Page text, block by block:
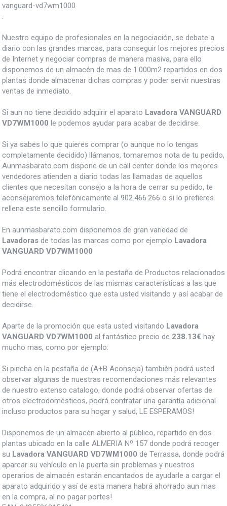
vanguard-vd7wm1000
Nuestro equipo de profesionales en la negociación, se debate a
diario con las grandes marcas, para conseguir los mejores precios
de Internet y negociar compras de manera masiva, para ello
disponemos de un almacén de mas de 1.000m2 repartidos en dos
plantas donde almacenar dichas compras y poder servir nuestras
ventas de inmediato.
Si aun no tiene decidido adquirir el aparato Lavadora VANGUARD
VD7WM1000 le podemos ayudar para acabar de decidirse.
Si ya sabes lo que quieres comprar (o aunque no lo tengas
completamente decidido) llámanos, tomaremos nota de tu pedido,
Aunmasbarato.com dispone de un call center donde los mejores
vendedores atienden a diario todas las llamadas de aquellos
clientes que necesitan consejo a la hora de cerrar su pedido, te
aconsejaremos telefónicamente al 902.466.266 o si lo prefieres
rellena este sencillo formulario.
En aunmasbarato.com disponemos de gran variedad de
Lavadoras de todas las marcas como por ejemplo Lavadora
VANGUARD VD7WM1000
Podrá encontrar clicando en la pestaña de Productos relacionados
más electrodomésticos de las mismas características a las que
tiene el electrodoméstico que esta usted visitando y así acabar de
decidirse.
Aparte de la promoción que esta usted visitando Lavadora
VANGUARD VD7WM1000 al fantástico precio de 238.13€ hay
mucho mas, como por ejemplo:
Si pincha en la pestaña de (A+B Aconseja) también podrá usted
observar algunas de nuestras recomendaciones más relevantes
de nuestro extenso catalogo, donde podrá observar ofertas de
otros electrodomésticos, podrá contratar una garantía adicional
incluso productos para su hogar y salud, LE ESPERAMOS!
Disponemos de un almacén abierto al público, repartido en dos
plantas ubicado en la calle ALMERIA Nº 157 donde podrá recoger
su Lavadora VANGUARD VD7WM1000 de Terrassa, donde podrá
aparcar su vehículo en la puerta sin problemas y nuestros
operarios de almacén estarán encantados de ayudarle a cargar el
aparato adquirido y así de esta manera habrá ahorrado aun mas
en la compra, al no pagar portes!